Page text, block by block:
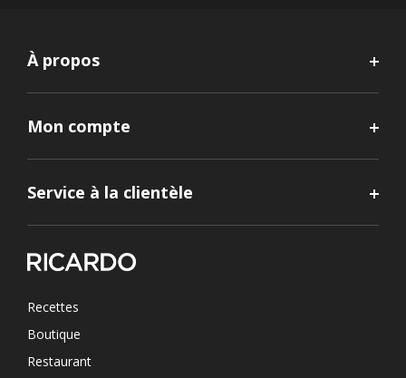
À propos
Mon compte
Service à la clientèle
Recettes
Boutique
Restaurant